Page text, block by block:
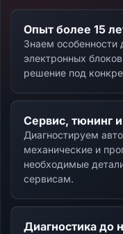
Опыт более 15
Знаем особенности
электронных
решение под
Сервис, тюнинг
Диагностируем
механические и
необходимые
сервисам.
Диагностика до